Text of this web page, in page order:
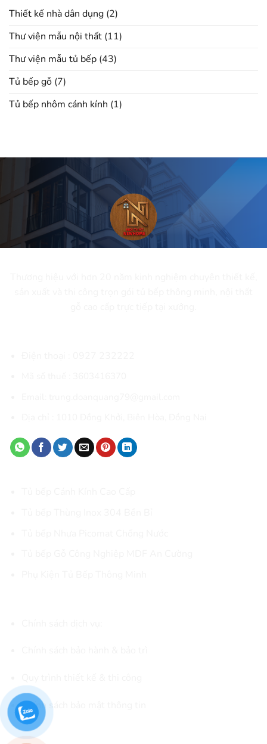
Thiết kế nhà dân dụng (2)
Thư viện mẫu nội thất (11)
Thư viện mẫu tủ bếp (43)
Tủ bếp gỗ (7)
Tủ bếp nhôm cánh kính (1)
Chính sách bảo mật thông tin